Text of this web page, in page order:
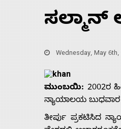
ಸಲ್ಮಾನ್
Wednesday, May
ಮುಂಬಯಿ: 2002ರ
ನ್ಯಾಯಾಲಯ ಬುಧವಾರ
ತೀರ್ಪು ಪ್ರಕಟಿಸಿದ